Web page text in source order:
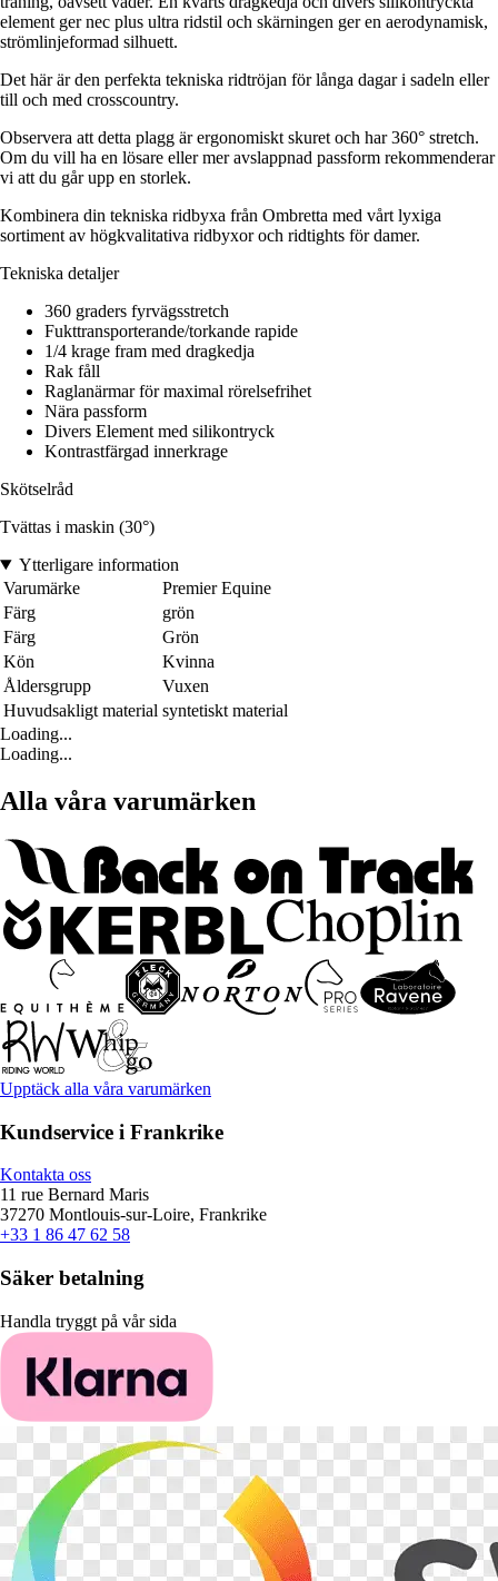
element ger nec plus ultra ridstil och skärningen ger en aerodynamisk,
strömlinjeformad silhuett.
Det här är den perfekta tekniska ridtröjan för långa dagar i sadeln eller
till och med crosscountry.
Observera att detta plagg är ergonomiskt skuret och har 360° stretch.
Om du vill ha en lösare eller mer avslappnad passform rekommenderar
vi att du går upp en storlek.
Kombinera din tekniska ridbyxa från Ombretta med vårt lyxiga
sortiment av högkvalitativa ridbyxor och ridtights för damer.
Tekniska detaljer
360 graders fyrvägsstretch
Fukttransporterande/torkande rapide
1/4 krage fram med dragkedja
Rak fåll
Raglanärmar för maximal rörelsefrihet
Nära passform
Divers Element med silikontryck
Kontrastfärgad innerkrage
Skötselråd
Tvättas i maskin (30°)
Ytterligare information
Varumärke
Premier Equine
Färg
grön
Färg
Grön
Kön
Kvinna
Åldersgrupp
Vuxen
Huvudsakligt material syntetiskt material
Loading...
Loading...
Alla våra varumärken
Upptäck alla våra varumärken
Kundservice i Frankrike
Kontakta oss
11 rue Bernard Maris
37270 Montlouis-sur-Loire, Frankrike
+33 1 86 47 62 58
Säker betalning
Handla tryggt på vår sida